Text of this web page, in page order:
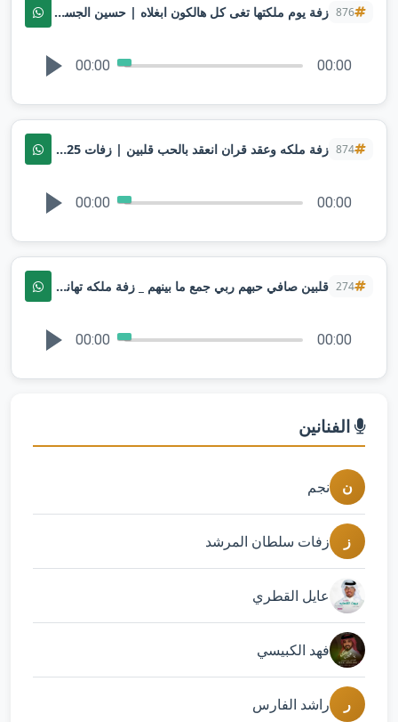
876 زفة يوم ملكتها تغى كل هالكون ابغلاه | حسين الجسمي | حصرياً 2025 ,
00:00 00:00
874 زفة ملكه وعقد قران انعقد بالحب قلبين | زفات 2025 تنفيذ بالاسماء ( نجم ) 2025
00:00 00:00
274 قلبين صافي حبهم ربي جمع ما بينهم _ زفة ملكه تهاني & مستور _ حصري تنفيذ بالأسماء
00:00 00:00
الفنانين
ن نجم
ز زفات سلطان المرشد
عايل القطري
فهد الكبيسي
ر راشد الفارس